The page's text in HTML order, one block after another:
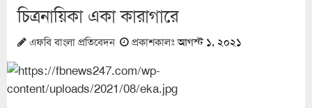
চিত্রনায়িকা একা কারাগারে
এফবি বাংলা প্রতিবেদন প্রকাশকালঃআগস্ট ১, ২০২১